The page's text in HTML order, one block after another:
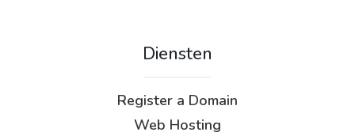
Diensten
Register a Domain
Web Hosting